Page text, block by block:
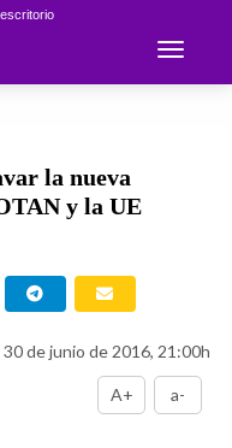
Toggle
la nueva
y la UE
30 de junio de 2016, 21:00h
A+ a-